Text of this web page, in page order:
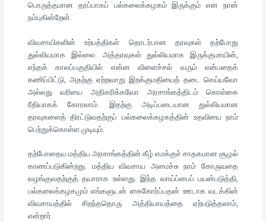
பொருத்தமான தரப்பாகப் பல்கலைக்கழகம் இருக்கும் என நான்
நம்புகின்றேன்.
விவசாயிகளின் உற்பத்திகள் தொடர்பான தரவுகள் தற்போது
துல்லியமாக இல்லை. அத்தரவுகள் துல்லியமாக இருக்குமாயின்,
எந்தக் காலப்பகுதியில் என்ன விளைச்சல் வரும் என்பதைக்
கணிப்பிட்டு, அதற்கு ஏற்றவாறு இறக்குமதியைத் தடை செய்யவோ
அல்லது வரியை அதிகரிக்கவோ அரசாங்கத்திடம் கொள்கை
ரீதியாகக் கோரலாம். இதற்கு அடிப்படையான துல்லியமான
தரவுகளைத் திரட்டுவதற்குப் பல்கலைக்கழகத்தின் உதவியை நாம்
பெற்றுக்கொள்ள முடியும்.
தற்போதைய மத்திய அரசாங்கத்தின் கீழ் எமக்குச் சாதகமான சூழல்
காணப்படுகின்றது. மத்திய விவசாய அமைச்சு நாம் கோருவதை
வழங்குவதற்குத் தயாராக உள்ளது. இந்த வாய்ப்பைப் பயன்படுத்தி,
பல்கலைக்கழகமும் எங்களுடன் கைகோர்ப்பதன் ஊடாக வடக்கின்
விவசாயத்தில் சிறந்ததொரு அத்தியாயத்தை ஏற்படுத்தலாம்,
என்றார்.